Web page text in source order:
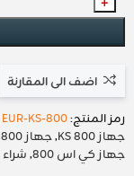
اضف الى المقارنة
رمز المنتج:EUR-KS-800
جهاز KS 800
,جهاز KS 800 كاشف المعادن
جهاز كي اس 800
,شراء KS 800